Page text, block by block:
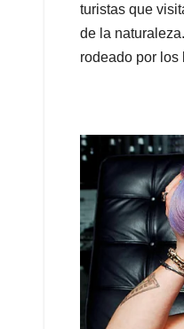
turistas que
de la
rodeado por los